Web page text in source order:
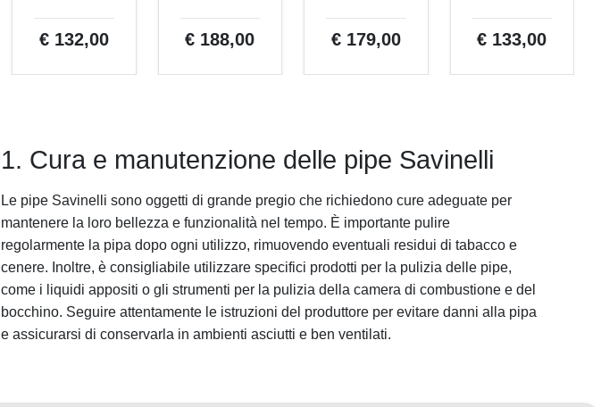
€ 132,00 € 188,00 € 179,00 € 133,00
1. Cura e manutenzione delle pipe Savinelli
Le pipe Savinelli sono oggetti di grande pregio che richiedono cure adeguate per
mantenere la loro bellezza e funzionalità nel tempo. È importante pulire
regolarmente la pipa dopo ogni utilizzo, rimuovendo eventuali residui di tabacco e
cenere. Inoltre, è consigliabile utilizzare specifici prodotti per la pulizia delle pipe,
come i liquidi appositi o gli strumenti per la pulizia della camera di combustione e del
bocchino. Seguire attentamente le istruzioni del produttore per evitare danni alla pipa
e assicurarsi di conservarla in ambienti asciutti e ben ventilati.